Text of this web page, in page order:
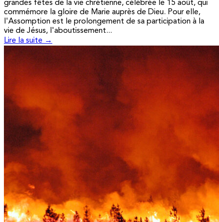
grandes fêtes de la vie chrétienne, célébrée le 15 août, qui
commémore la gloire de Marie auprès de Dieu. Pour elle,
l'Assomption est le prolongement de sa participation à la
vie de Jésus, l'aboutissement...
Lire la suite →